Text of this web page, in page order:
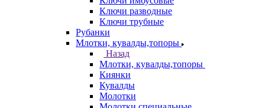
Ключи разводные
Ключи трубные
Рубанки
Млотки, кувалды,топоры
Назад
Млотки, кувалды,топоры
Киянки
Кувалды
Молотки